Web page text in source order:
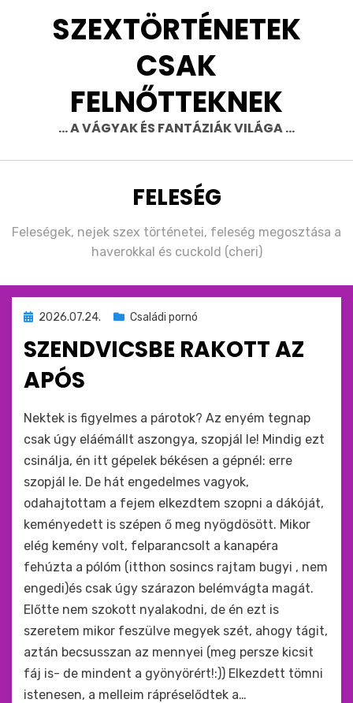
SZEXTÖRTÉNETEK
CSAK
FELNŐTTEKNEK
… A VÁGYAK ÉS FANTÁZIÁK VILÁGA …
CÍMKE
:
FELESÉG
Feleségek, nejek szex történetei, feleség megosztása a
haverokkal és cuckold (cheri)
Beküldve
:
2026.07.24. Családi pornó
SZENDVICSBE RAKOTT AZ
APÓS
by monkey
Nektek is figyelmes a párotok? Az enyém tegnap
csak úgy eláémállt aszongya, szopjál le! Mindig ezt
csinálja, én itt gépelek békésen a gépnél: erre
szopjál le. De hát engedelmes vagyok,
odahajtottam a fejem elkezdtem szopni a dákóját,
keményedett is szépen ő meg nyögdösött. Mikor
elég kemény volt, felparancsolt a kanapéra
fehúzta a pólóm (itthon sosincs rajtam bugyi , nem
engedi)és csak úgy szárazon belémvágta magát.
Előtte nem szokott nyalakodni, de én ezt is
szeretem mikor feszülve megyek szét, ahogy tágit,
aztán becsusszan az mennyei (meg persze kicsit
fáj is- de mindent a gyönyörért!:)) Elkezdett tömni
istenesen, a melleim rápréselődtek a…